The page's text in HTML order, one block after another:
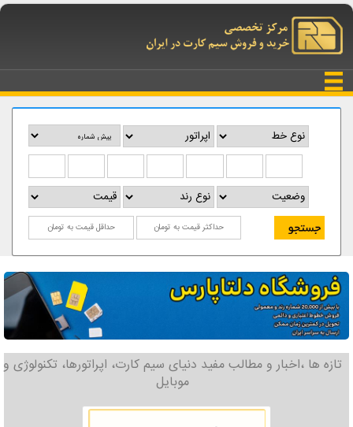
تازه ها ،اخبار و مطالب مفید دنیای سیم کارت، اپراتورها، تکنولوژی و
موبایل